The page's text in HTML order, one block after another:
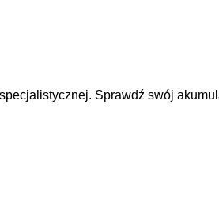
Sprawdź swój